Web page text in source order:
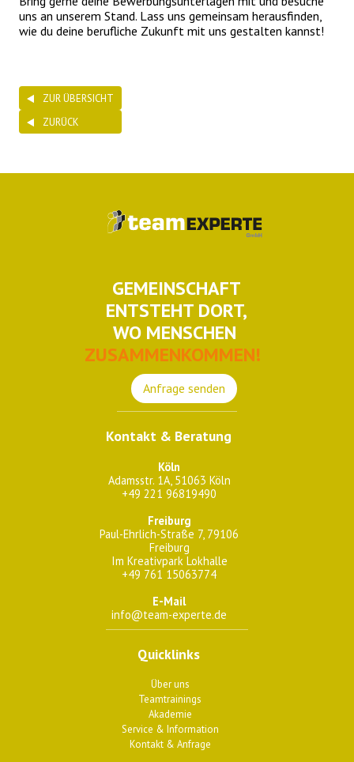
uns an unserem Stand. Lass uns gemeinsam herausfinden,
wie du deine berufliche Zukunft mit uns gestalten kannst!
ZUR ÜBERSICHT
ZURÜCK
GEMEINSCHAFT
ENTSTEHT DORT,
WO MENSCHEN
ZUSAMMENKOMMEN!
Anfrage senden
Kontakt & Beratung
Köln
Adamsstr. 1A, 51063 Köln
+49 221 96819490
Freiburg
Paul-Ehrlich-Straße 7, 79106
Freiburg
Im Kreativpark Lokhalle
+49 761 15063774
E-Mail
info@team-experte.de
Quicklinks
Über uns
Teamtrainings
Akademie
Service & Information
Kontakt & Anfrage